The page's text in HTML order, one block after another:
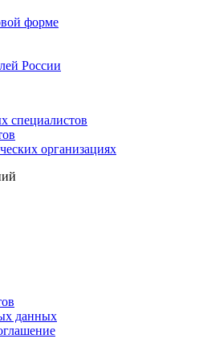
форме
России
специалистов
организациях
данных